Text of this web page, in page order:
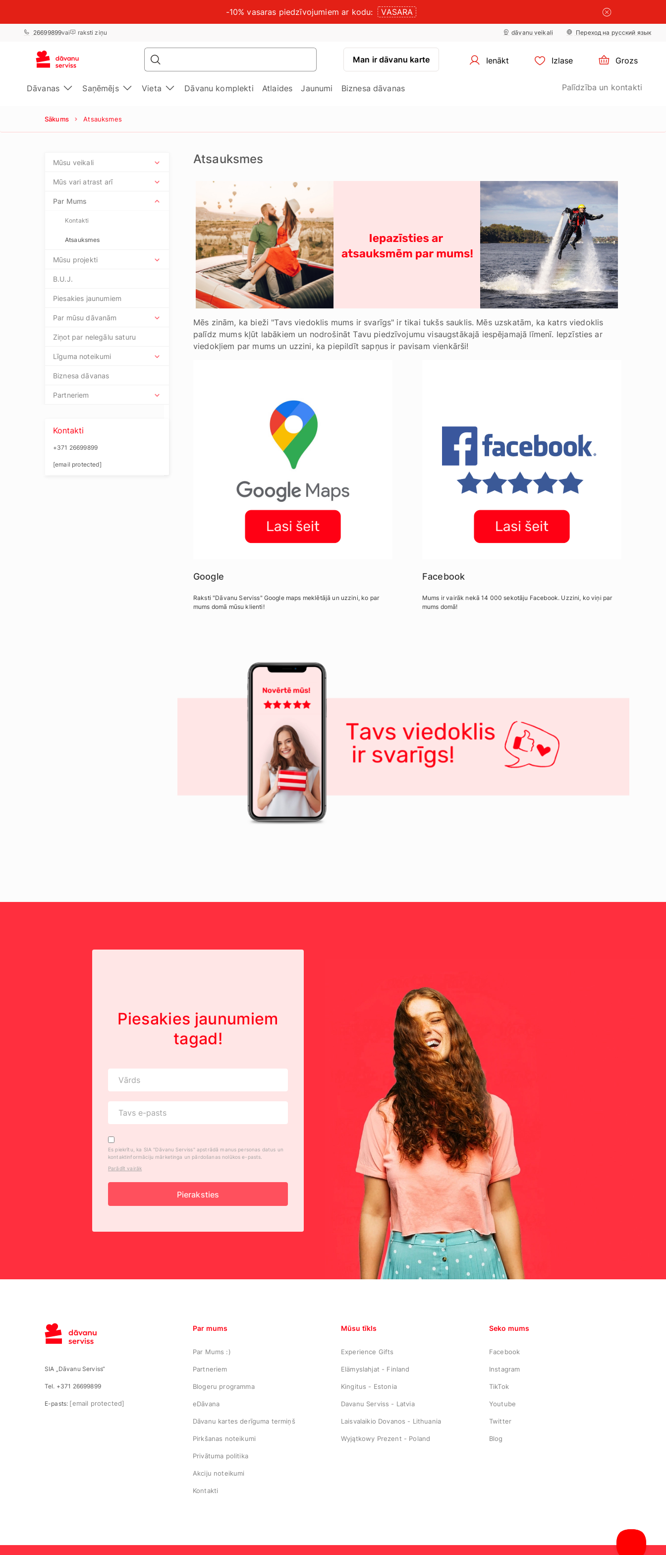
-10% vasaras piedzīvojumiem ar kodu: VASARA
26699899vai raksti ziņu dāvanu veikali Переход на русский язык
Man ir dāvanu karte Ienākt Izlase Grozs
Dāvanas Saņēmējs Vieta Dāvanu komplekti Atlaides Jaunumi Biznesa dāvanas Palīdzība un kontakti
Sākums Atsauksmes
Mūsu veikali
Mūs vari atrast arī
Par Mums
Kontakti
Atsauksmes
Mūsu projekti
B.U.J.
Piesakies jaunumiem
Par mūsu dāvanām
Ziņot par nelegālu saturu
Līguma noteikumi
Biznesa dāvanas
Partneriem
Kontakti
+371 26699899
[email protected]
Atsauksmes
Mēs zinām, ka bieži "Tavs viedoklis mums ir svarīgs" ir tikai tukšs sauklis. Mēs uzskatām, ka katrs viedoklis
palīdz mums kļūt labākiem un nodrošināt Tavu piedzīvojumu visaugstākajā iespējamajā līmenī. Iepzīsties ar
viedokļiem par mums un uzzini, ka piepildīt sapņus ir pavisam vienkārši!
Google
Raksti "Dāvanu Serviss" Google maps meklētājā un uzzini, ko par
mums domā mūsu klienti!
Facebook
Mums ir vairāk nekā 14 000 sekotāju Facebook. Uzzini, ko viņi par
mums domā!
Piesakies jaunumiem
tagad!
Es piekrītu, ka SIA "Dāvanu Serviss" apstrādā manus personas datus un
kontaktinformāciju mārketinga un pārdošanas nolūkos e-pasts.
Parādīt vairāk
Pieraksties
SIA „Dāvanu Serviss“
Tel. +371 26699899
E-pasts: [email protected]
Par mums
Par Mums :)
Partneriem
Blogeru programma
eDāvana
Dāvanu kartes derīguma termiņš
Pirkšanas noteikumi
Privātuma politika
Akciju noteikumi
Kontakti
Mūsu tīkls
Experience Gifts
Elämyslahjat - Finland
Kingitus - Estonia
Davanu Serviss - Latvia
Laisvalaikio Dovanos - Lithuania
Wyjątkowy Prezent - Poland
Seko mums
Facebook
Instagram
TikTok
Youtube
Twitter
Blog
sīkdatņu
×